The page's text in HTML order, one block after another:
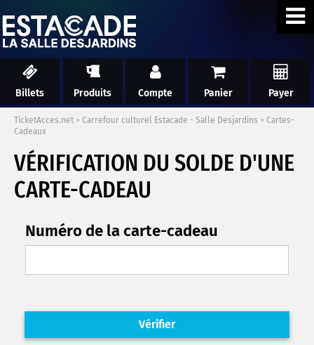
Billets Produits Compte Panier Payer
TicketAcces.net > Carrefour culturel Estacade - Salle Desjardins > Cartes-
Cadeaux
VÉRIFICATION DU SOLDE D'UNE
CARTE-CADEAU
Numéro de la carte-cadeau
Vérifier